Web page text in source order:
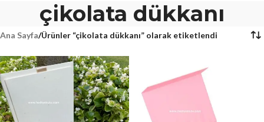
çikolata dükkanı
Ana Sayfa/Ürünler “çikolata dükkanı” olarak etiketlendi